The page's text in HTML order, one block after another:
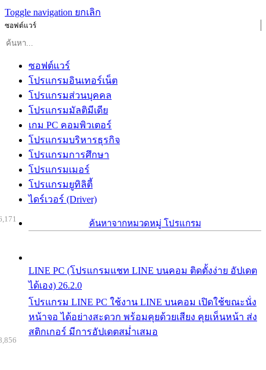
Toggle navigation ยกเลิก
ซอฟต์แวร์
ซอฟต์แวร์
โปรแกรมอินเทอร์เน็ต
โปรแกรมส่วนบุคคล
โปรแกรมมัลติมีเดีย
เกม PC คอมพิวเตอร์
โปรแกรมบริหารธุรกิจ
โปรแกรมการศึกษา
โปรแกรมเมอร์
โปรแกรมยูทิลิตี้
ไดร์เวอร์ (Driver)
ค้นหาจากหมวดหมู่ โปรแกรม
LINE PC (โปรแกรมแชท LINE บนคอม ติดตั้งง่าย อัปเดต
ได้เอง) 26.2.0
โปรแกรม LINE PC ใช้งาน LINE บนคอม เปิดใช้ขณะนั่ง
หน้าจอ ได้อย่างสะดวก พร้อมคุยด้วยเสียง คุยเห็นหน้า ส่ง
สติกเกอร์ มีการอัปเดตสม่ำเสมอ